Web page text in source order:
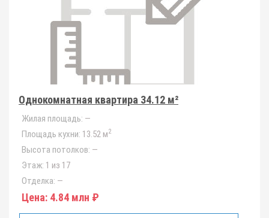
Однокомнатная квартира 34.12 м²
Жилая площадь: —
Площадь кухни: 13.52 м2
Высота потолков: —
Этаж: 1 из 17
Отделка: —
Цена: 4.84 млн ₽